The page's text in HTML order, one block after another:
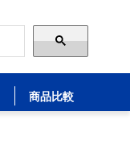
商品比較